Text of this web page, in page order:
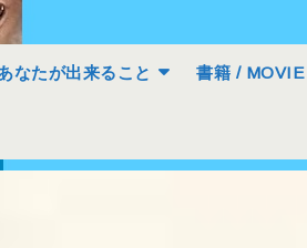
なたが出来ること 書籍 / MOVIE